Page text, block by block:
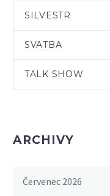
SILVESTR
SVATBA
TALK SHOW
ARCHIVY
Červenec 2026